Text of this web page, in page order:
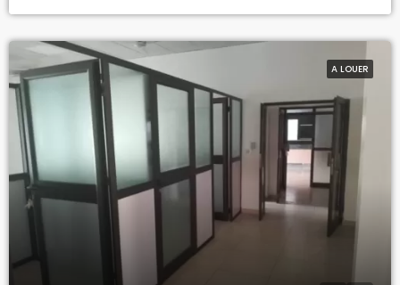
A LOUER